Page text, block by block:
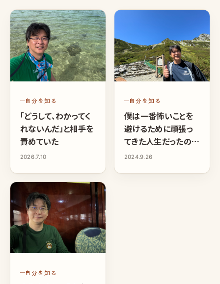
自分を知る
「どうして、わかってく
れないんだ」と相手を
責めていた
2026.7.10
自分を知る
僕は一番怖いことを
避けるために頑張っ
てきた人生だったのを
手放したことで、やっと
2024.9.26
自分を知る